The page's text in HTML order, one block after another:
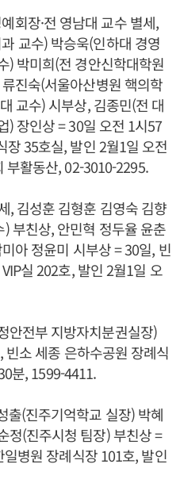
회장·전 영남대 교수 별세,
교수) 박승욱(인하대 경영
) 박미희(전 경안신학대학원
진숙(서울아산병원 핵의학
교수) 시부상, 김종민(전 대
) 장인상 = 30일 오전 1시57
장 35호실, 발인 2월1일 오전
부활동산, 02-3010-2295.
김성훈 김형훈 김영숙 김향
부친상, 안민혁 정두율 윤춘
아 정윤미 시부상 = 30일, 빈
실 202호, 발인 2월1일 오
전부 지방자치분권실장)
소 세종 은하수공원 장례식
분, 1599-4411.
(진주기억학교 실장) 박혜
정(진주시청 팀장) 부친상 =
병원 장례식장 101호, 발인